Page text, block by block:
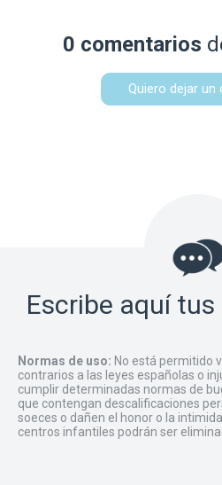
0 comentarios
Quiero dejar un
Escribe aquí
Normas de uso: No está permitido
contrarios a las leyes españolas o
cumplir determinadas normas de
que contengan descalificaciones
soeces o dañen el honor o la
centros infantiles podrán ser